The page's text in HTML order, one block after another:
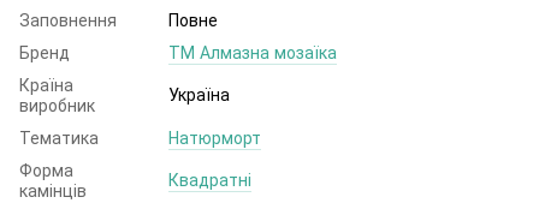
Заповнення
Повне
Бренд
ТМ Алмазна мозаїка
Країна
виробник
Україна
Тематика
Натюрморт
Форма
камінців
Квадратні